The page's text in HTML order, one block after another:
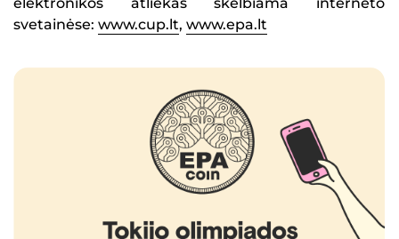
svetainėse: www.cup.lt, www.epa.lt